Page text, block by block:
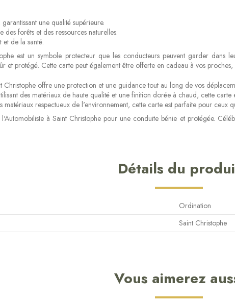
une qualité supérieure.
forêts et des ressources naturelles.
et de la santé.
est un symbole protecteur que les conducteurs peuvent garder
et protégé. Cette carte peut également être offerte en cadeau à vos
offre une protection et une guidance tout au long de vos
des matériaux de haute qualité et une finition dorée à chaud, cette
respectueux de l'environnement, cette carte est parfaite pour ceux
à Saint Christophe pour une conduite bénie et protégée.
Détails du
Ordination
Saint Christophe
Vous aimerez